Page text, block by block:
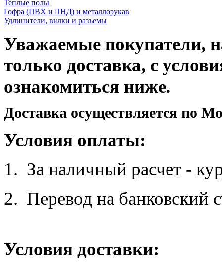
Теплые полы
Гофра (ПВХ и ПНД) и металлорукав
Удлинители, вилки и разъемы
Уважаемые покупатели,
только доставка, с
ознакомиться ниже.
Доставка осуществляется по
Условия оплаты:
1. За наличный расчет -
2. Перевод на банковский
Условия доставки: